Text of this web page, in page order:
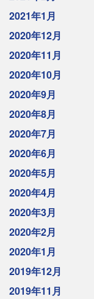
2021年1月
2020年12月
2020年11月
2020年10月
2020年9月
2020年8月
2020年7月
2020年6月
2020年5月
2020年4月
2020年3月
2020年2月
2020年1月
2019年12月
2019年11月